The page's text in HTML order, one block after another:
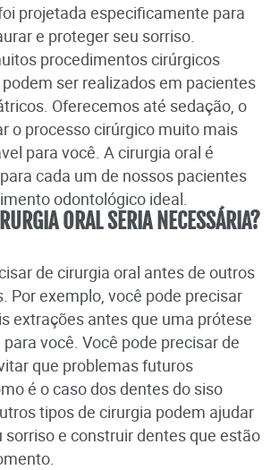
projetada especificamente para
e proteger seu sorriso.
procedimentos cirúrgicos
ser realizados em pacientes
Oferecemos até sedação, o
o processo cirúrgico muito mais
para você. A cirurgia oral é
cada um de nossos pacientes
odontológico ideal.
ORAL SERIA NECESSÁRIA?
de cirurgia oral antes de outros
Por exemplo, você pode precisar
extrações antes que uma prótese
você. Você pode precisar de
que problemas futuros
é o caso dos dentes do siso
tipos de cirurgia podem ajudar
sorriso e construir dentes que estão